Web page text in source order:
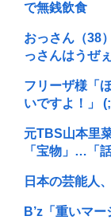
で無銭飲食
おっさん（38
っさんはうぜ
フリーザ様「
いですよ！」
元TBS山本里
「宝物」…「
日本の芸能人
B’z「重いマ